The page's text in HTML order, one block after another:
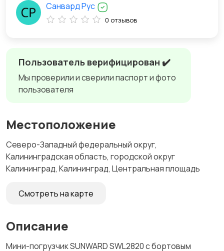
Пользователь верифицирован ✔️
Мы проверили и сверили паспорт и фото
пользователя
Местоположение
Северо-Западный федеральный округ,
Калининградская область, городской округ
Калининград, Калининград, Центральная площадь
Смотреть на карте
Описание
Мини-погрузчик SUNWARD SWL2820 с бортовым
Санвард Рус
0 отзывов